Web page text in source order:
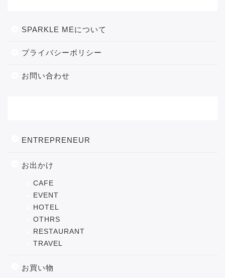
SPARKLE MEについて
プライバシーポリシー
お問い合わせ
ENTREPRENEUR
お出かけ
CAFE
EVENT
HOTEL
OTHRS
RESTAURANT
TRAVEL
お買い物